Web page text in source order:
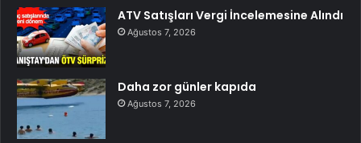
ATV Satışları Vergi İncelemesine Alındı
Ağustos 7, 2026
Daha zor günler kapıda
Ağustos 7, 2026